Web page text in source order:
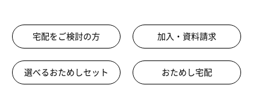
宅配をご検討の方 加入・資料請求
選べるおためしセット おためし宅配